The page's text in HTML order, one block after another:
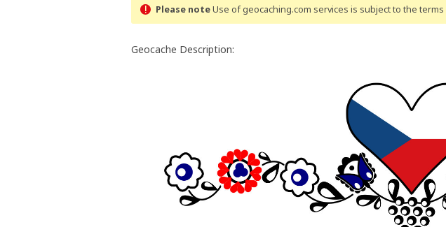
Please noteUse of geocaching.com services is subject to the
Geocache Description: